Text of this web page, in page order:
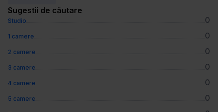
Sugestii de căutare
Studio 0
1 camere 0
2 camere 0
3 camere 0
4 camere 0
5 camere 0